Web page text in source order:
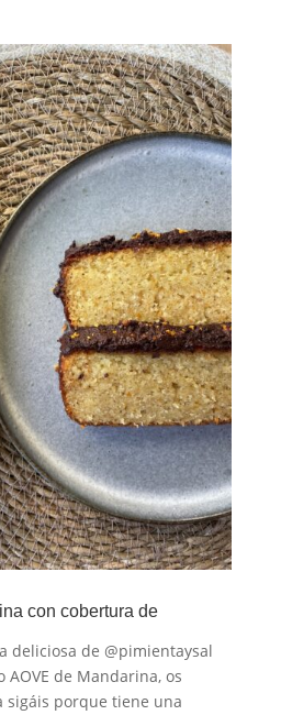
con cobertura de
deliciosa de @pimientaysal
de Mandarina, os
sigáis porque tiene una